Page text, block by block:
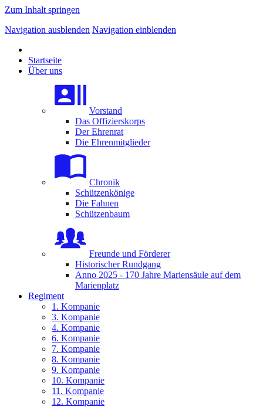
Zum Inhalt springen
Navigation ausblenden Navigation einblenden
Startseite
Über uns
Vorstand
Das Offizierskorps
Der Ehrenrat
Die Ehrenmitglieder
Chronik
Schützenkönige
Die Fahnen
Schützenbaum
Freunde und Förderer
Historischer Rundgang
Anno 2025 - 170 Jahre Mariensäule auf dem
Marienplatz
Regiment
1. Kompanie
3. Kompanie
4. Kompanie
6. Kompanie
7. Kompanie
8. Kompanie
9. Kompanie
10. Kompanie
11. Kompanie
12. Kompanie